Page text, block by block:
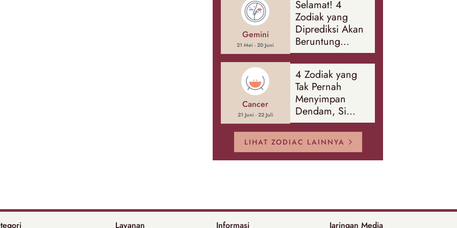
Banyak Hal
Gemini
21 Mei - 20 Juni
Selamat! 4
Zodiak yang
Diprediksi Akan
Beruntung
Sepanjang
Agustus 2026
Cancer
21 Juni - 22 Juli
4 Zodiak yang
Tak Pernah
Menyimpan
Dendam, Si
Paling Mudah
Memaafkan!
LIHAT ZODIAC LAINNYA
Layanan Informasi Jaringan Media